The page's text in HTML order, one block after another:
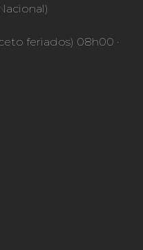
feriados) 08h00 ·